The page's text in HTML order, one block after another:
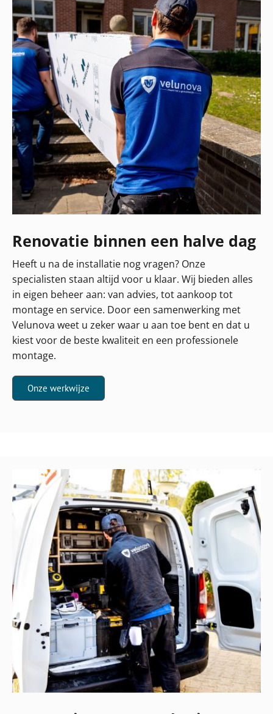
Renovatie binnen een halve dag
Heeft u na de installatie nog vragen? Onze
specialisten staan altijd voor u klaar. Wij bieden alles
in eigen beheer aan: van advies, tot aankoop tot
montage en service. Door een samenwerking met
Velunova weet u zeker waar u aan toe bent en dat u
kiest voor de beste kwaliteit en een professionele
montage.
Onze werkwijze